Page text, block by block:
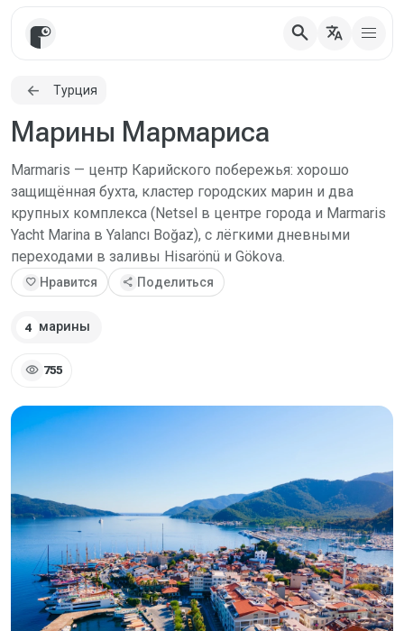
search translate
Турция
Марины Мармариса
Marmaris — центр Карийского побережья: хорошо
защищённая бухта, кластер городских марин и два
крупных комплекса (Netsel в центре города и Marmaris
Yacht Marina в Yalancı Boğaz), с лёгкими дневными
переходами в заливы Hisarönü и Gökova.
favorite Нравится share Поделиться
4 марины
visibility 755